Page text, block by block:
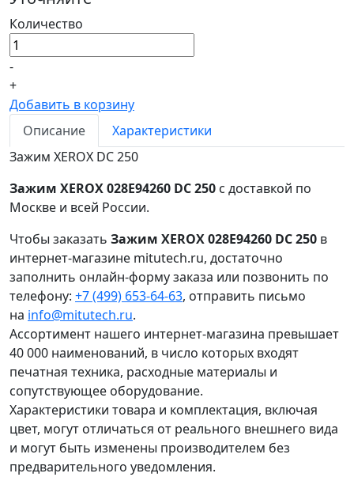
Количество
-
+
Добавить в корзину
Описание
Характеристики
Зажим XEROX DC 250
Зажим XEROX 028E94260 DC 250 с доставкой по
Москве и всей России.
Чтобы заказать Зажим XEROX 028E94260 DC 250 в
интернет-магазине mitutech.ru, достаточно
заполнить онлайн-форму заказа или позвонить по
телефону: +7 (499) 653-64-63, отправить письмо
на info@mitutech.ru.
Ассортимент нашего интернет-магазина превышает
40 000 наименований, в число которых входят
печатная техника, расходные материалы и
сопутствующее оборудование.
Характеристики товара и комплектация, включая
цвет, могут отличаться от реального внешнего вида
и могут быть изменены производителем без
предварительного уведомления.